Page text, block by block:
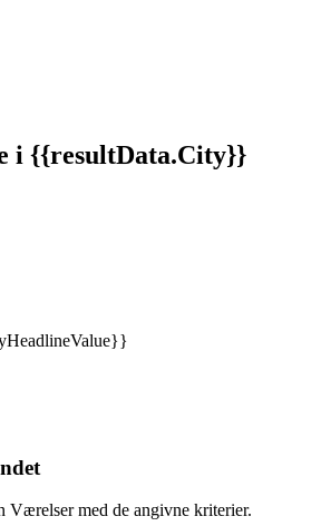
i {{resultData.City}}
Værelser med de angivne kriterier.